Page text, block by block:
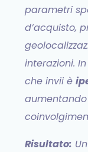
parametri
d’acquisto,
interazioni.
che invii è
Risultato: